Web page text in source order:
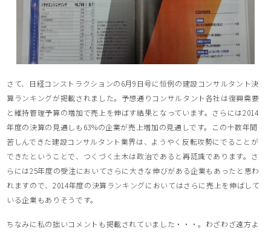
さて、日経コンストラクションの6月9日号に恒例の建設コンサルタント決
算ランキングが掲載されました。予想通りコンサルタント各社は復興需要
と維持管理予算の増加で売上を伸ばす結果となっています。さらには2014
年度の決算の見通しも63%の企業が売上増加の見通しです。この十数年間
苦しんできた建設コンサルタント業界は、ようやく反転攻勢にでることが
できたということで、つくづく土木は政治であると再認識であります。さ
らには25年度の受注においてさらに大きな伸びがある企業もあったと思わ
れますので、2014年度の決算ランキングにおいてはさらに売上を伸ばして
いる企業もありそうです。
ちなみに私の拙いコメントも掲載されていました・・・。わざわざ遠方よ